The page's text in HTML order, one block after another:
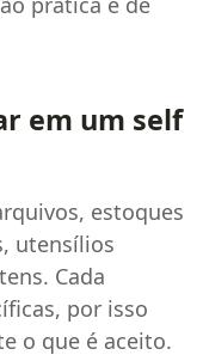
em um self
estoques
utensílios
Cada
por isso
o que é aceito.